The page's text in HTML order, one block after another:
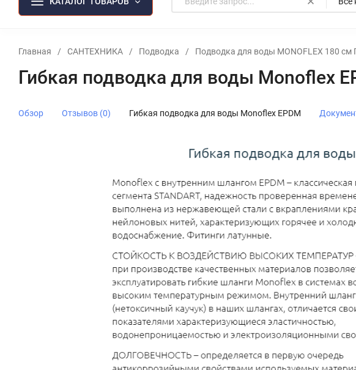
Главная / САНТЕХНИКА / Подводка / Подводка для воды MONOFLEX 180
Гибкая подводка для воды Monoflex
Обзор Отзывов (0) Гибкая подводка для воды Monoflex EPDM